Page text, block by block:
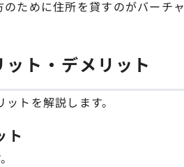
ために住所を貸すのがバーチ
ト・デメリット
トを解説します。
ト